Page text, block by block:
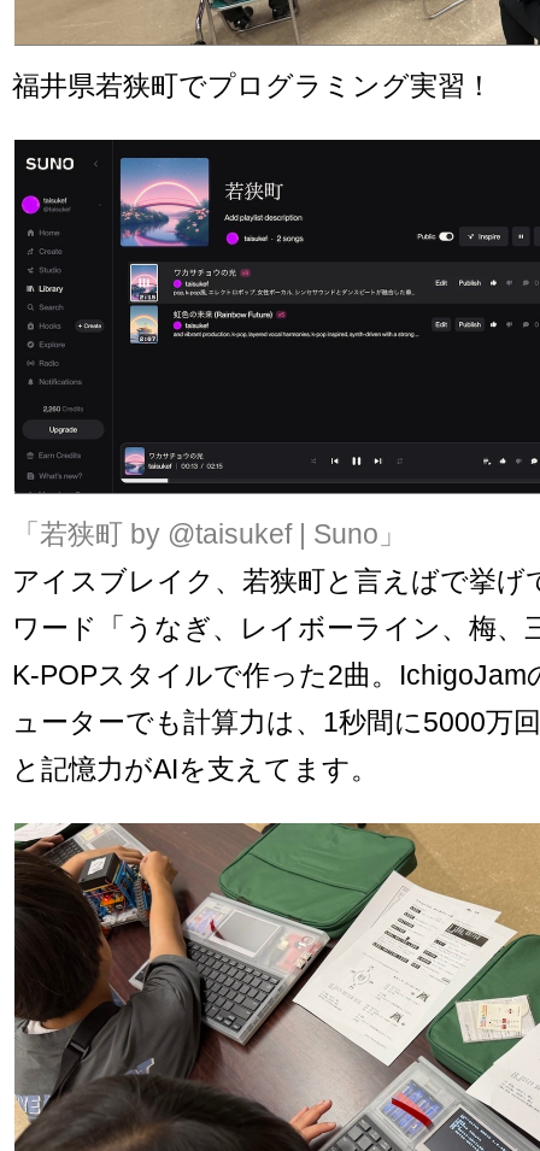
福井県若狭町でプログラミング実習！
「若狭町 by @taisukef | Suno」
アイスブレイク、若狭町と言えばで挙げ
ワード「うなぎ、レイボーライン、梅、
K-POPスタイルで作った2曲。IchigoJam
ューターでも計算力は、1秒間に5000万
と記憶力がAIを支えてます。